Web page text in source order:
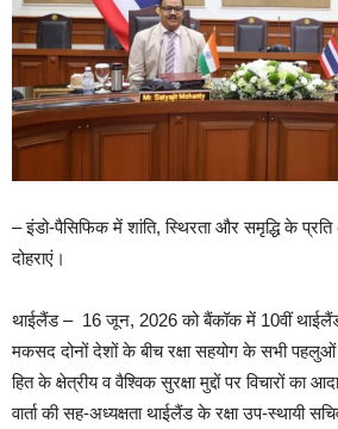
– इंडो-पैसिफिक में शांति, स्थिरता और समृद्धि के प्रति
दोहराएं।
थाईलैंड – 16 जून, 2026 को बैंकॉक में 10वीं थाईलैंड-
मकसद दोनों देशों के बीच रक्षा सहयोग के सभी
हित के क्षेत्रीय व वैश्विक सुरक्षा मुद्दों पर विचारों का
वार्ता की सह-अध्यक्षता थाईलैंड के रक्षा उप-स्थायी